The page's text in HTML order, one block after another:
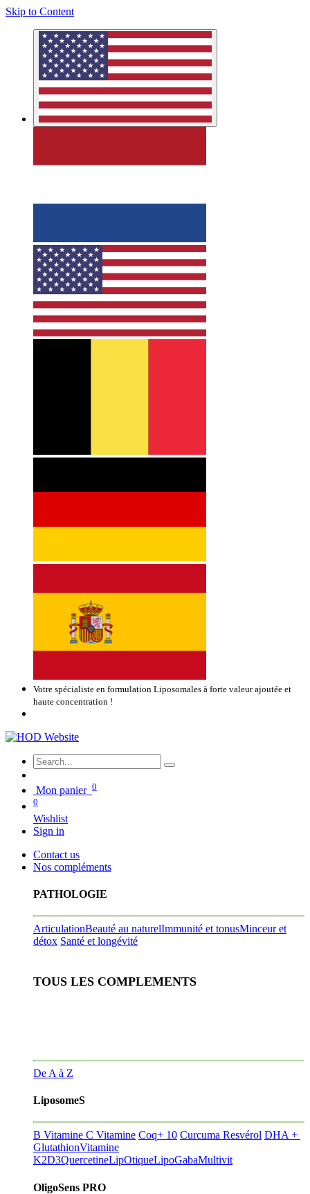
Skip to Content
Votre spécialiste en formulation Liposomales à forte valeur ajoutée et
haute concentration !
Mon panier 0
0
Wishlist
Sign in
Contact us
Nos compléments
PATHOLOGIE
ArticulationBeauté au naturelImmunité et tonusMinceur et
détox Santé et longévité
TOUS LES COMPLEMENTS
De A à Z
LiposomeS
B Vitamine C Vitamine Coq+ 10 Curcuma Resvérol DHA +
GlutathionVitamine
K2D3QuercetineLipOtiqueLipoGabaMultivit
OligoSens PRO